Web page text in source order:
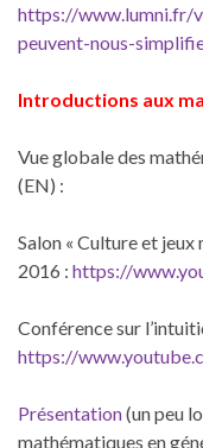
https://www.lumni.fr/
peuvent-nous-
Introductions aux
Vue globale des
(EN) :
Salon « Culture et
2016 : https://
Conférence sur
https://
Présentation(un peu
mathématiques en